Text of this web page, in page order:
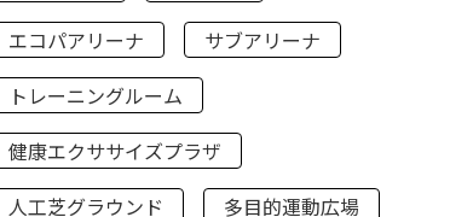
エコパアリーナ
サブアリーナ
トレーニングルーム
健康エクササイズプラザ
人工芝グラウンド
多目的運動広場